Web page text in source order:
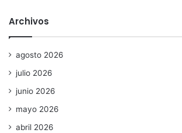
Archivos
agosto 2026
julio 2026
junio 2026
mayo 2026
abril 2026